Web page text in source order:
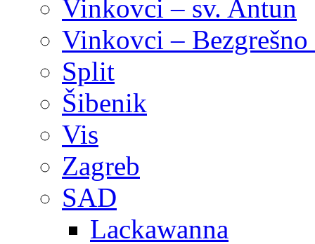
Vinkovci – sv. Antun
Vinkovci –
Split
Šibenik
Vis
Zagreb
SAD
Lackawanna